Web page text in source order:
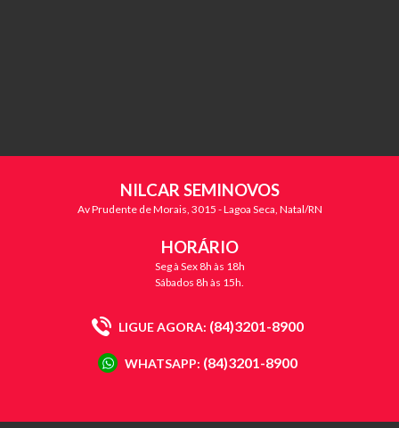
NILCAR SEMINOVOS
Av Prudente de Morais, 3015 - Lagoa Seca, Natal/RN
HORÁRIO
Seg à Sex 8h às 18h
Sábados 8h às 15h.
LIGUE AGORA: (84)3201-8900
WHATSAPP: (84)3201-8900